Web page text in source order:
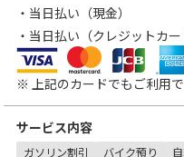
・当日払い（現金）
・当日払い（クレジットカー
VISA
MasterCard
JCB
※ 上記のカードでもご利用で
サービス内容
ガソリン割引 バイク預り